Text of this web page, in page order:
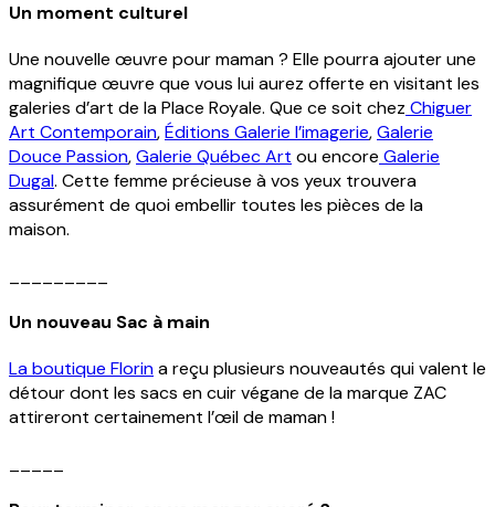
close
Un moment culturel
Une nouvelle œuvre pour maman ? Elle pourra ajouter une
magnifique œuvre que vous lui aurez offerte en visitant les
galeries d’art de la Place Royale. Que ce soit chez Chiguer
Art Contemporain,Éditions Galerie l’imagerie,Galerie
Douce Passion,Galerie Québec Art ou encore Galerie
Dugal. Cette femme précieuse à vos yeux trouvera
assurément de quoi embellir toutes les pièces de la
maison.
Un nouveau Sac à main
La boutique Florina reçu plusieurs nouveautés qui valent le
détour dont les sacs en cuir végane de la marque ZAC
attireront certainement l’œil de maman !